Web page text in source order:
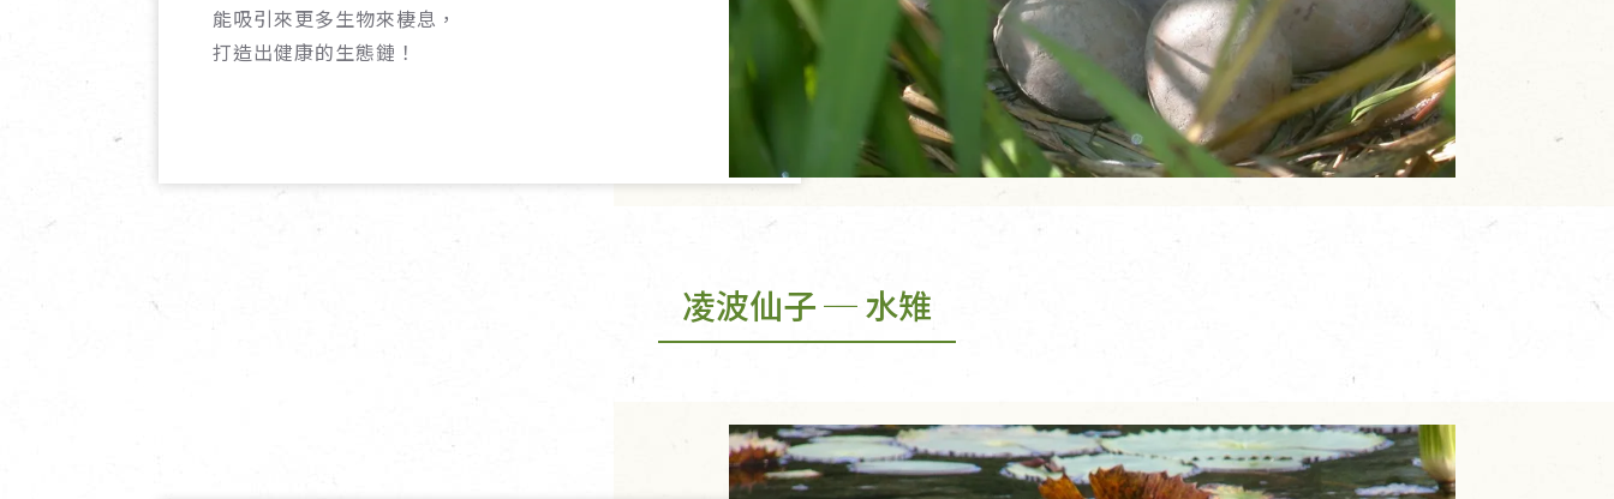
能吸引來更多生物來棲息，
打造出健康的生態鏈！
凌波仙子 ─ 水雉